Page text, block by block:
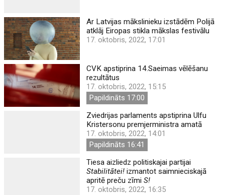
Ar Latvijas mākslinieku izstādēm Polijā
atklāj Eiropas stikla mākslas festivālu
17. oktobris, 2022, 17:01
CVK apstiprina 14.Saeimas vēlēšanu
rezultātus
17. oktobris, 2022, 15:15
Papildināts 17:00
Zviedrijas parlaments apstiprina Ulfu
Kristersonu premjerministra amatā
17. oktobris, 2022, 14:01
Papildināts 16:41
Tiesa aizliedz politiskajai partijai
Stabilitātei! izmantot saimnieciskajā
apritē preču zīmiS!
17. oktobris, 2022, 16:35